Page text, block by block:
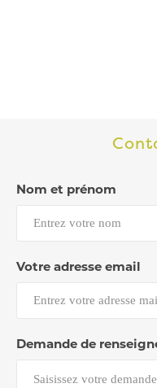
Nom et prénom
Votre adresse email
Demande de